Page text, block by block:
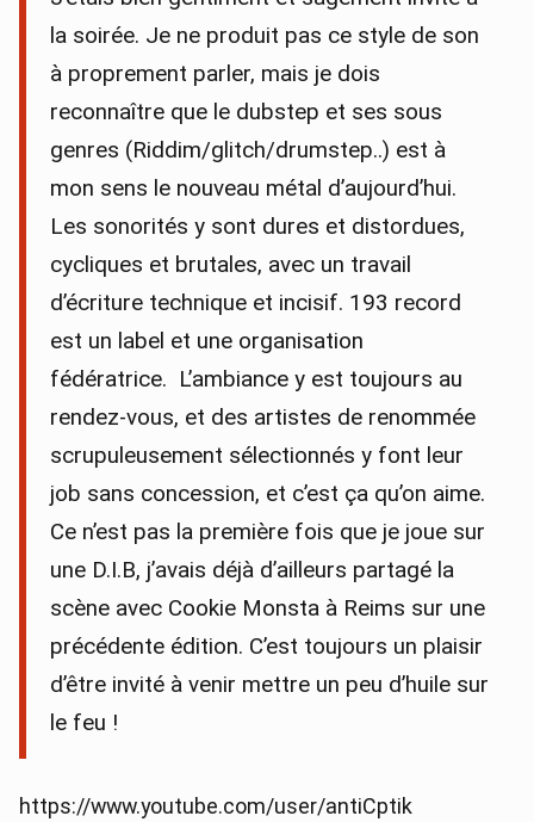
la soirée. Je ne produit pas ce style de son
à proprement parler, mais je dois
reconnaître que le dubstep et ses sous
genres (Riddim/glitch/drumstep..) est à
mon sens le nouveau métal d’aujourd’hui.
Les sonorités y sont dures et distordues,
cycliques et brutales, avec un travail
d’écriture technique et incisif. 193 record
est un label et une organisation
fédératrice. L’ambiance y est toujours au
rendez-vous, et des artistes de renommée
scrupuleusement sélectionnés y font leur
job sans concession, et c’est ça qu’on aime.
Ce n’est pas la première fois que je joue sur
une D.I.B, j’avais déjà d’ailleurs partagé la
scène avec Cookie Monsta à Reims sur une
précédente édition. C’est toujours un plaisir
d’être invité à venir mettre un peu d’huile sur
le feu !
https://www.youtube.com/user/antiCptik